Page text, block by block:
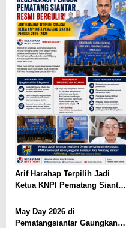
hati
Arif Harahap Terpilih Jadi
Ketua KNPI Pematang Siantar,
Tangan Demi Kemajuan
May Day 2026 di
Pematangsiantar Gaungkan